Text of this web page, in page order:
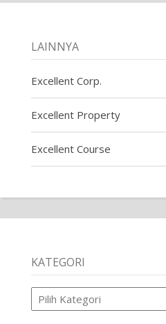
LAINNYA
Excellent Corp.
Excellent Property
Excellent Course
KATEGORI
Kategori